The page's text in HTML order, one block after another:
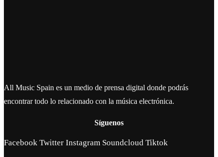
All Music Spain es un medio de prensa digital donde podrás
encontrar todo lo relacionado con la música electrónica.
Síguenos
Facebook Twitter Instagram Soundcloud Tiktok